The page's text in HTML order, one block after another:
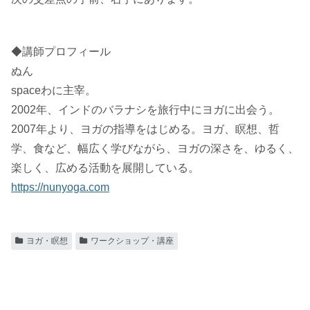
◆講師プロフィール
ぬん
spaceわに主宰。
2002年、インドのバラナシを旅行中にヨガに出会う。
2007年より、ヨガの指導をはじめる。ヨガ、瞑想、哲
学、食など、幅広く学びながら、ヨガの深さを、ゆるく、
楽しく、広める活動を展開している。
https://nunyoga.com
ヨガ・瞑想 ワークショップ・講座